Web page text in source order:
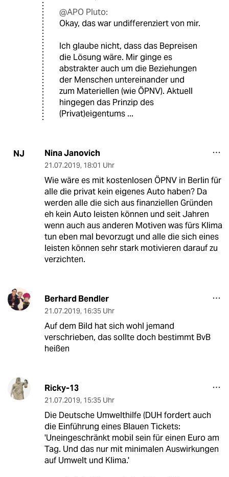
@APO Pluto:
Okay, das war undifferenziert von mir.
Ich glaube nicht, dass das Bepreisen
die Lösung wäre. Mir ginge es
abstrakter auch um die Beziehungen
der Menschen untereinander und
zum Materiellen (wie ÖPNV). Aktuell
hingegen das Prinzip des
(Privat)eigentums ...
NJ Nina Janovich
21.07.2019, 18:01 Uhr
Wie wäre es mit kostenlosen ÖPNV in Berlin für
alle die privat kein eigenes Auto haben? Da
werden alle die sich aus finanziellen Gründen
eh kein Auto leisten können und seit Jahren
wenn auch aus anderen Motiven was fürs Klima
tun eben mal bevorzugt und alle die sich eines
leisten können sehr stark motivieren darauf zu
verzichten.
Berhard Bendler
21.07.2019, 16:35 Uhr
Auf dem Bild hat sich wohl jemand
verschrieben, das sollte doch bestimmt BvB
heißen
Ricky-13
21.07.2019, 15:35 Uhr
Die Deutsche Umwelthilfe (DUH fordert auch
die Einführung eines Blauen Tickets:
'Uneingeschränkt mobil sein für einen Euro am
Tag. Und das nur mit minimalen Auswirkungen
auf Umwelt und Klima.'